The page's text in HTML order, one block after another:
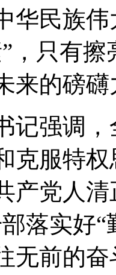
华民族
，只有
来的磅礴
强调，
克服特
产党人
落实好
无前的